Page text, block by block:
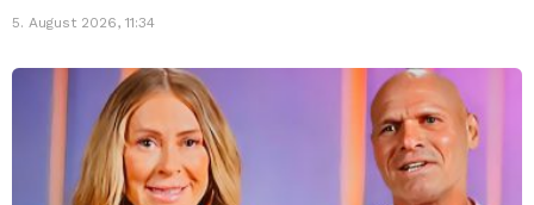
5. August 2026, 11:34